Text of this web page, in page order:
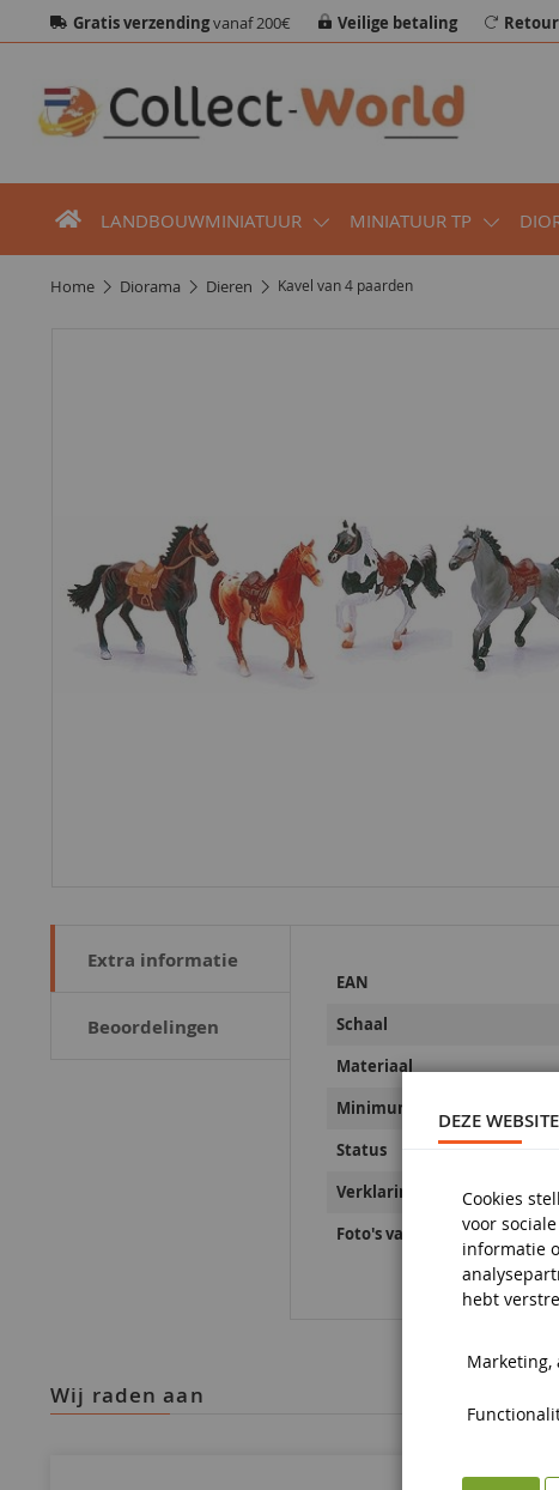
Gratis verzendingvanaf 200€ Veilige betaling
LANDBOUWMINIATUUR MINIATUUR TP
home diorama dieren Kavel van 4 paarden
Extra informatie
Beoordelingen
informatie
EAN
Schaal
Materiaal
Minimumleeftijd
Status
Verklaringen inzake
Foto's van productveiligheid
wij raden aan
DEZE
Cookies
voor
informatie
hebt
Marketing,